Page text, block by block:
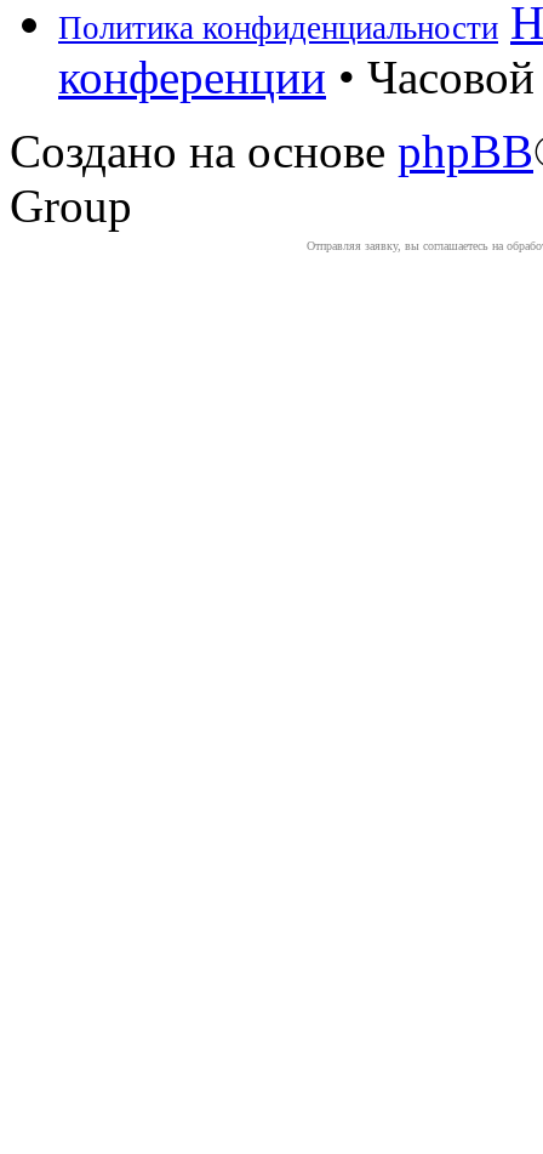
Политика конфиденциальности
конференции •
Создано на основе phpBB
Group
Отправляя заявку, вы соглашаетесь на